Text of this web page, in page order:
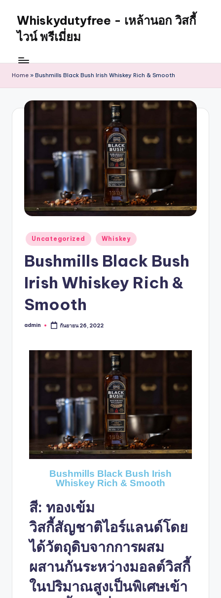
Whiskydutyfree - เหล้านอก วิสกี้
ไวน์ พรีเมี่ยม
Home » Bushmills Black Bush Irish Whiskey Rich & Smooth
Uncategorized Whiskey
Bushmills Black Bush
Irish Whiskey Rich &
Smooth
admin กันยายน 26, 2022
Bushmills Black Bush Irish
Whiskey Rich & Smooth
สี: ทองเข้ม
วิสกี้สัญชาติไอร์แลนด์โดย
ได้วัตถุดิบจากการผสม
ผสานกันระหว่างมอลต์วิสกี้
ในปริมาณสูงเป็นพิเศษเข้า